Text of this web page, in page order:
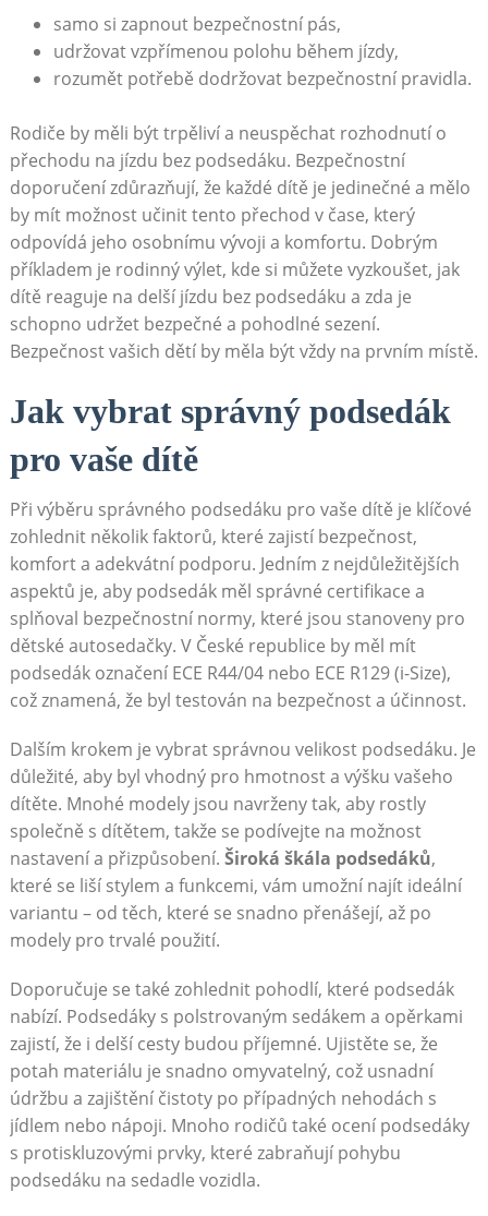
samo si zapnout bezpečnostní pás,
udržovat vzpřímenou polohu během jízdy,
rozumět potřebě dodržovat bezpečnostní pravidla.
Rodiče by měli být trpěliví a neuspěchat rozhodnutí o
přechodu na jízdu bez podsedáku. Bezpečnostní
doporučení zdůrazňují, že každé dítě je jedinečné a mělo
by mít možnost učinit tento přechod v čase, který
odpovídá jeho osobnímu vývoji a komfortu. Dobrým
příkladem je rodinný výlet, kde si můžete vyzkoušet, jak
dítě reaguje na delší jízdu bez podsedáku a zda je
schopno udržet bezpečné a pohodlné sezení.
Bezpečnost vašich dětí by měla být vždy na prvním místě.
Jak vybrat správný podsedák
pro vaše dítě
Při výběru správného podsedáku pro vaše dítě je klíčové
zohlednit několik faktorů, které zajistí bezpečnost,
komfort a adekvátní podporu. Jedním z nejdůležitějších
aspektů je, aby podsedák měl správné certifikace a
splňoval bezpečnostní normy, které jsou stanoveny pro
dětské autosedačky. V České republice by měl mít
podsedák označení ECE R44/04 nebo ECE R129 (i-Size),
což znamená, že byl testován na bezpečnost a účinnost.
Dalším krokem je vybrat správnou velikost podsedáku. Je
důležité, aby byl vhodný pro hmotnost a výšku vašeho
dítěte. Mnohé modely jsou navrženy tak, aby rostly
společně s dítětem, takže se podívejte na možnost
nastavení a přizpůsobení. Široká škála podsedáků,
které se liší stylem a funkcemi, vám umožní najít ideální
variantu – od těch, které se snadno přenášejí, až po
modely pro trvalé použití.
Doporučuje se také zohlednit pohodlí, které podsedák
nabízí. Podsedáky s polstrovaným sedákem a opěrkami
zajistí, že i delší cesty budou příjemné. Ujistěte se, že
potah materiálu je snadno omyvatelný, což usnadní
údržbu a zajištění čistoty po případných nehodách s
jídlem nebo nápoji. Mnoho rodičů také ocení podsedáky
s protiskluzovými prvky, které zabraňují pohybu
podsedáku na sedadle vozidla.